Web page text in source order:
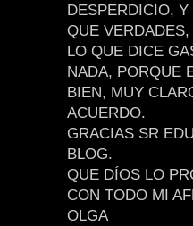
DESPERDICIO,
QUE
LO QUE DICE
NADA, PORQUE
BIEN, MUY
ACUERDO.
GRACIAS SR
BLOG.
QUE DÍOS LO
CON TODO MI
OLGA